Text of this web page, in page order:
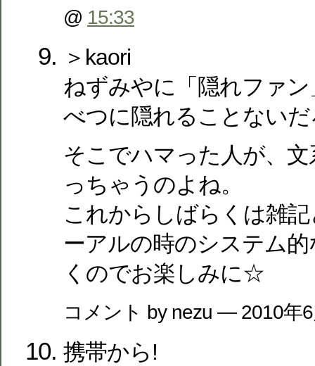
@ 15:33
＞kaori
ねずみやに「隠れファ
べつに隠れることない
そこでハマった人が、
っちゃうのよね。
これからしばらくは雑
ーアルの時のシステム
くのでお楽しみに☆
コメント by nezu — 2010年
携帯から!